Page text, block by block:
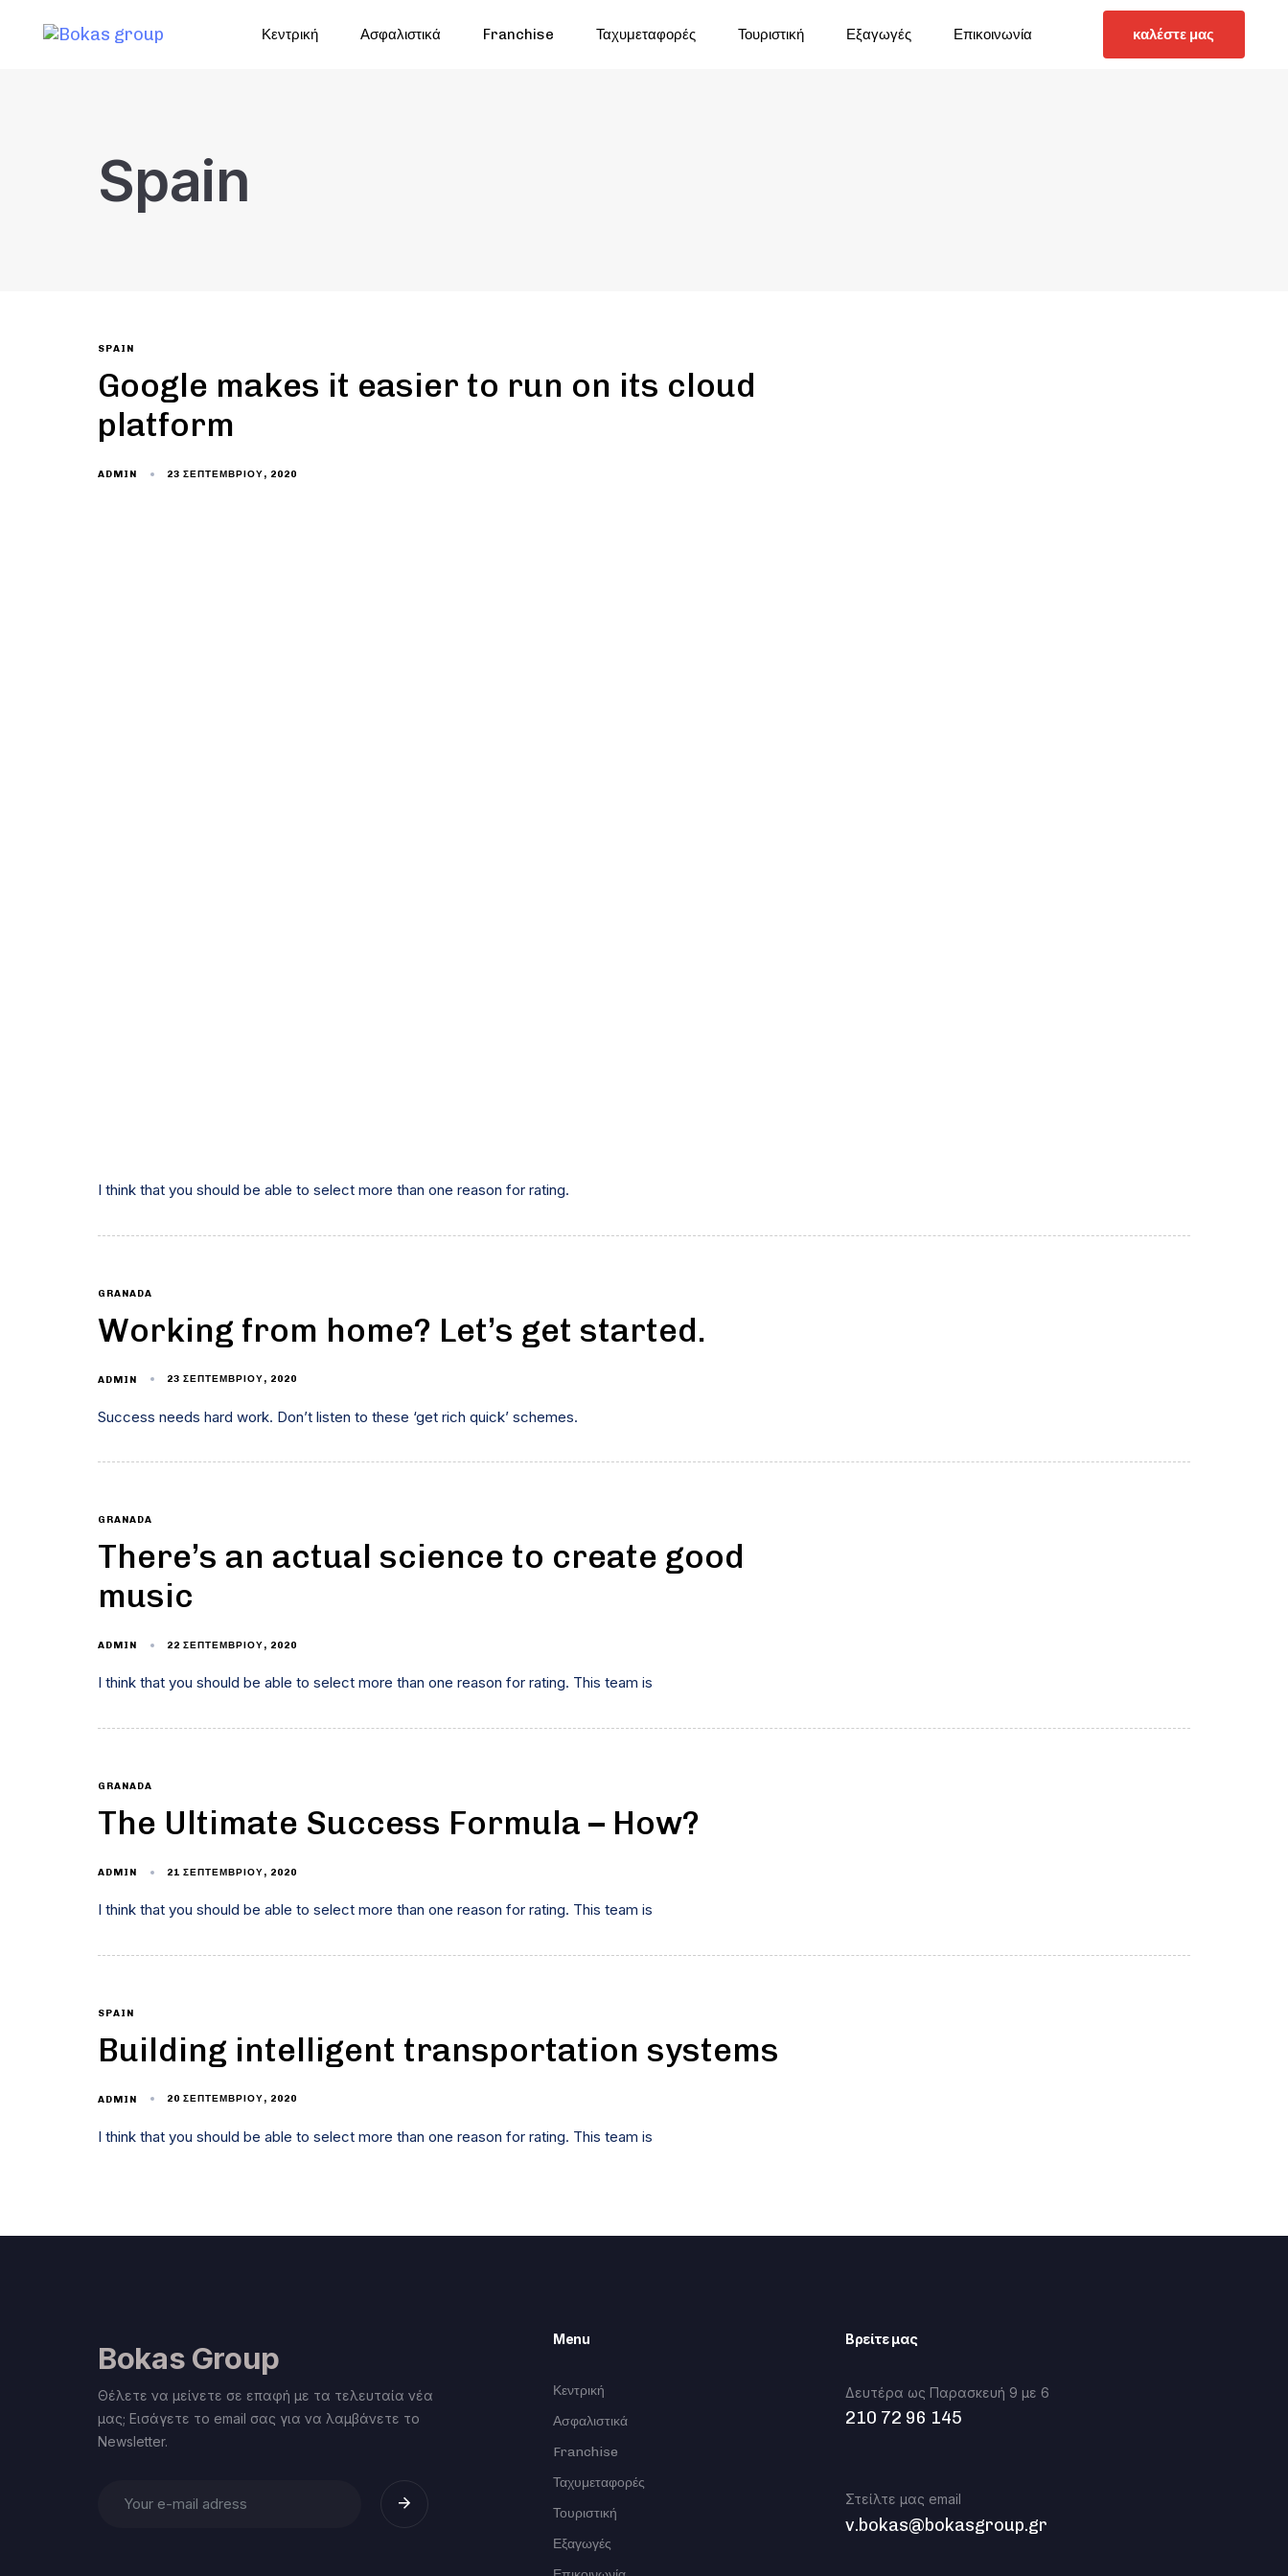
Κεντρική Ασφαλιστικά Franchise Ταχυμεταφορές Τουριστική Εξαγωγές Επικοινωνία καλέστε μας
Spain
SPAIN
Google makes it easier to run on its cloud
platform
ADMIN 23 ΣΕΠΤΕΜΒΡΊΟΥ, 2020
I think that you should be able to select more than one reason for rating.
GRANADA
Working from home? Let’s get started.
ADMIN 23 ΣΕΠΤΕΜΒΡΊΟΥ, 2020
Success needs hard work. Don’t listen to these ‘get rich quick’ schemes.
GRANADA
There’s an actual science to create good
music
ADMIN 22 ΣΕΠΤΕΜΒΡΊΟΥ, 2020
I think that you should be able to select more than one reason for rating. This team is
GRANADA
The Ultimate Success Formula – How?
ADMIN 21 ΣΕΠΤΕΜΒΡΊΟΥ, 2020
I think that you should be able to select more than one reason for rating. This team is
SPAIN
Building intelligent transportation systems
ADMIN 20 ΣΕΠΤΕΜΒΡΊΟΥ, 2020
I think that you should be able to select more than one reason for rating. This team is
Bokas Group
Θέλετε να μείνετε σε επαφή με τα τελευταία νέα
μας; Εισάγετε το email σας για να λαμβάνετε το
Newsletter.
Menu
Κεντρική
Ασφαλιστικά
Franchise
Ταχυμεταφορές
Τουριστική
Εξαγωγές
Βρείτε μας
Δευτέρα ως Παρασκευή 9 με 6
210 72 96 145
Στείλτε μας email
v.bokas@bokasgroup.gr